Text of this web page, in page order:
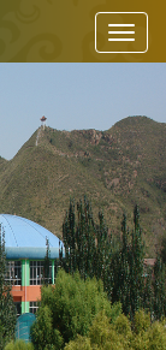
Toggle